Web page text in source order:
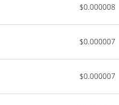
$0.000008
$0.000007
$0.000007